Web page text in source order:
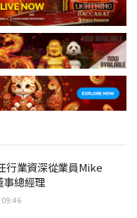
行業資深從業員Mike
總經理
09:46